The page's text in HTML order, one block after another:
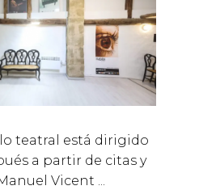
teatral está dirigido
a partir de citas y
Vicent